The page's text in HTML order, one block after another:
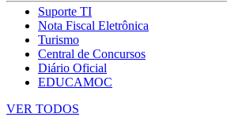
Suporte TI
Nota Fiscal Eletrônica
Turismo
Central de Concursos
Diário Oficial
EDUCAMOC
VER TODOS